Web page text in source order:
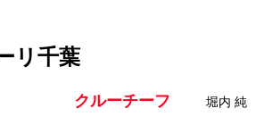
リ千葉
クルーチーフ 堀内 純